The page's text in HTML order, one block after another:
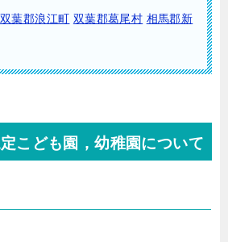
双葉郡浪江町 双葉郡葛尾村 相馬郡新
こども園，幼稚園について